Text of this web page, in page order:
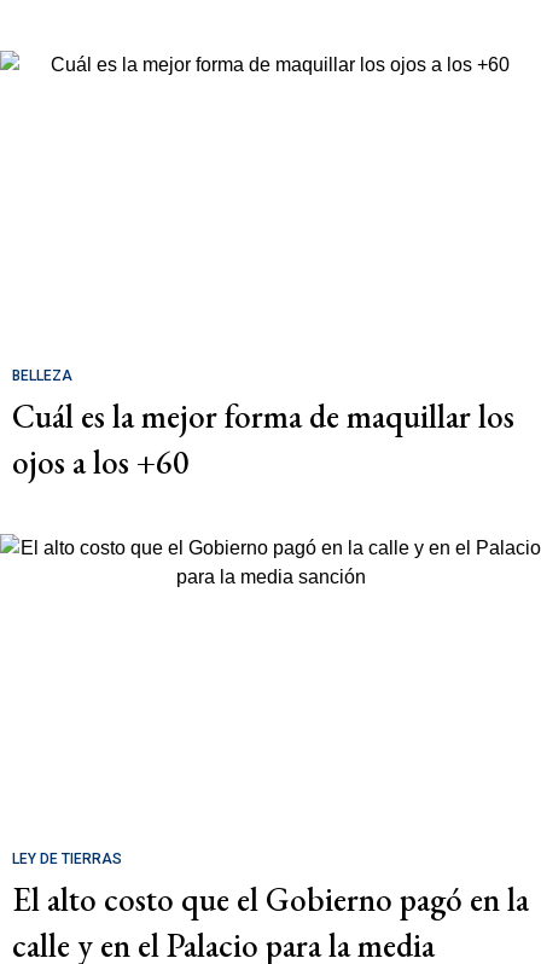
BELLEZA
Cuál es la mejor forma de maquillar los
ojos a los +60
LEY DE TIERRAS
El alto costo que el Gobierno pagó en la
calle y en el Palacio para la media